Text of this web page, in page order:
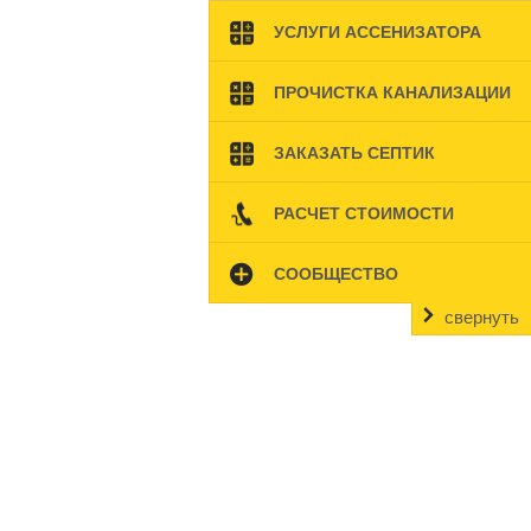
УСЛУГИ АССЕНИЗАТОРА
ПРОЧИСТКА КАНАЛИЗАЦИИ
ЗАКАЗАТЬ СЕПТИК
РАСЧЕТ СТОИМОСТИ
СООБЩЕСТВО
свернуть